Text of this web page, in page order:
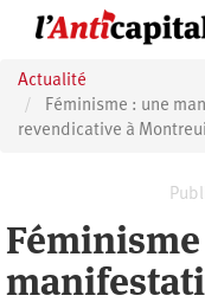
principal
Actualité
Féminisme : une
revendicative à